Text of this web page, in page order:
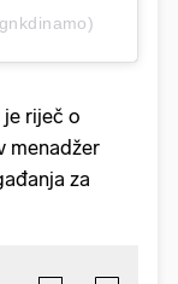
riječ o
menadžer
za